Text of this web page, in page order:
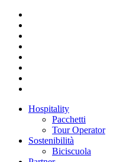
Hospitality
Pacchetti
Tour Operator
Sostenibilità
Biciscuola